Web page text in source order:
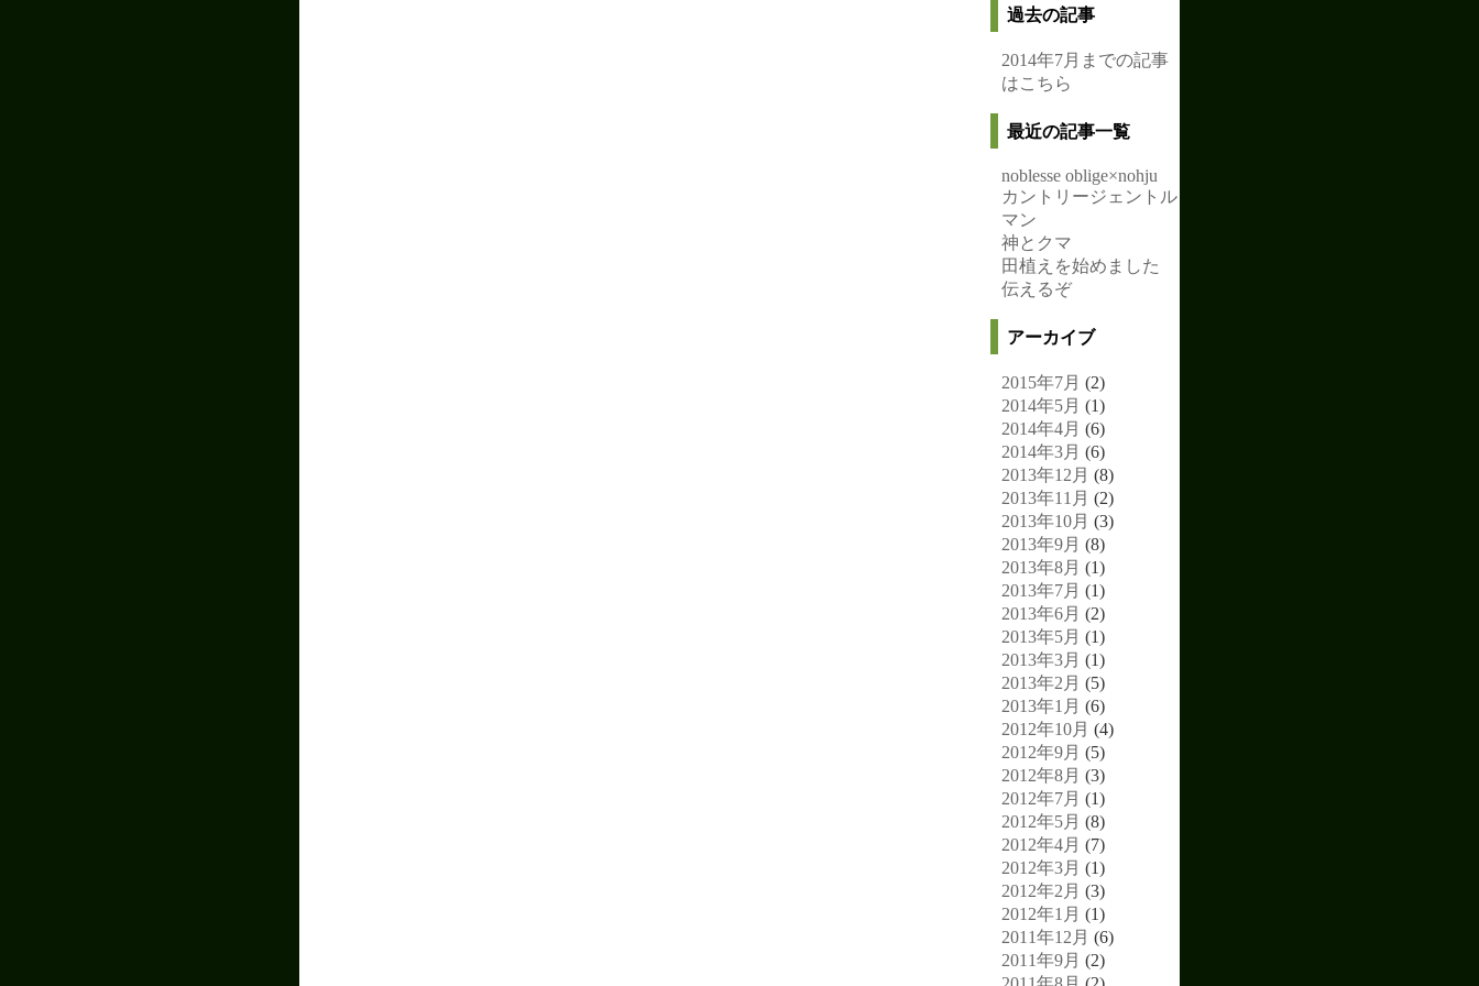
過去の記事
2014年7月までの記事
はこちら
最近の記事一覧
noblesse oblige×nohju
カントリージェントル
マン
神とクマ
田植えを始めました
伝えるぞ
アーカイブ
2015年7月 (2)
2014年5月 (1)
2014年4月 (6)
2014年3月 (6)
2013年12月 (8)
2013年11月 (2)
2013年10月 (3)
2013年9月 (8)
2013年8月 (1)
2013年7月 (1)
2013年6月 (2)
2013年5月 (1)
2013年3月 (1)
2013年2月 (5)
2013年1月 (6)
2012年10月 (4)
2012年9月 (5)
2012年8月 (3)
2012年7月 (1)
2012年5月 (8)
2012年4月 (7)
2012年3月 (1)
2012年2月 (3)
2012年1月 (1)
2011年12月 (6)
2011年9月 (2)